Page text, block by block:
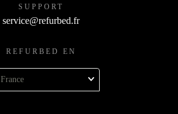
SUPPORT
service@refurbed.fr
REFURBED EN
France